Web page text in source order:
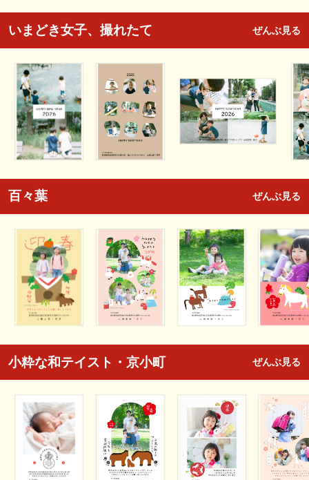
いまどき女子、撮れたて ぜんぶ見る
百々葉 ぜんぶ見る
小粋な和テイスト・京小町 ぜんぶ見る